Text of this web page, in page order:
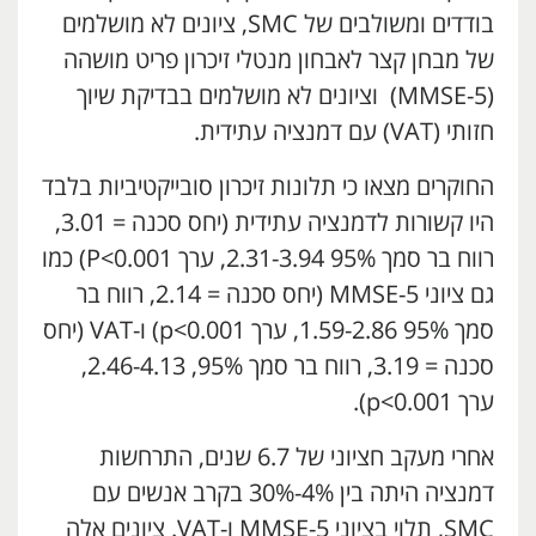
בודדים ומשולבים של SMC, ציונים לא מושלמים
של מבחן קצר לאבחון מנטלי זיכרון פריט מושהה
(MMSE-5) וציונים לא מושלמים בבדיקת שיוך
חזותי (VAT) עם דמנציה עתידית.
החוקרים מצאו כי תלונות זיכרון סובייקטיביות בלבד
היו קשורות לדמנציה עתידית (יחס סכנה = 3.01,
רווח בר סמך 95% 2.31-3.94, ערך P<0.001) כמו
גם ציוני MMSE-5 (יחס סכנה = 2.14, רווח בר
סמך 95% 1.59-2.86, ערך p<0.001) ו-VAT (יחס
סכנה = 3.19, רווח בר סמך 95%, 2.46-4.13,
ערך p<0.001).
אחרי מעקב חציוני של 6.7 שנים, התרחשות
דמנציה היתה בין 4%-30% בקרב אנשים עם
SMC, תלוי בציוני MMSE-5 ו-VAT. ציונים אלה